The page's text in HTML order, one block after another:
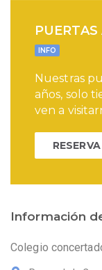
INFO
Nuestras
años, solo
ven a
Información
Colegio